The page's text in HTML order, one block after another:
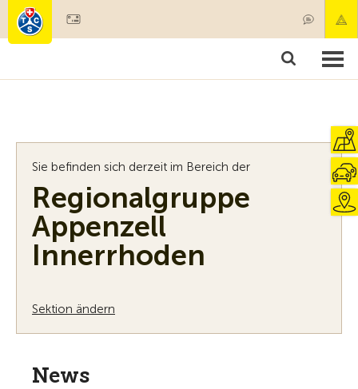
Mitgliedschaft & Leistungen
Sie befinden sich derzeit im Bereich der
Regionalgruppe
Appenzell
Innerrhoden
Sektion ändern
News